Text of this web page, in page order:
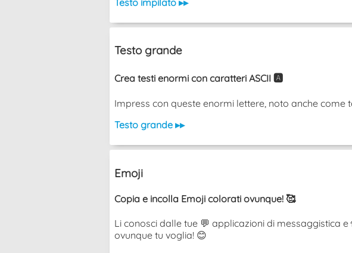
Testo grande
Crea testi enormi con caratteri ASCII 🅰️
Impress con queste enormi lettere, noto anche come
Testo grande ▸▸
Emoji
Copia e incolla Emoji colorati ovunque! 🥰
Li conosci dalle tue 💬 applicazioni di messaggistica
ovunque tu voglia! 😊